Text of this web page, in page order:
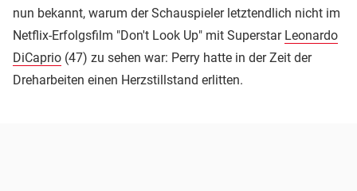
nun bekannt, warum der Schauspieler letztendlich nicht im
Netflix-Erfolgsfilm "Don't Look Up" mit Superstar Leonardo
DiCaprio (47) zu sehen war: Perry hatte in der Zeit der
Dreharbeiten einen Herzstillstand erlitten.